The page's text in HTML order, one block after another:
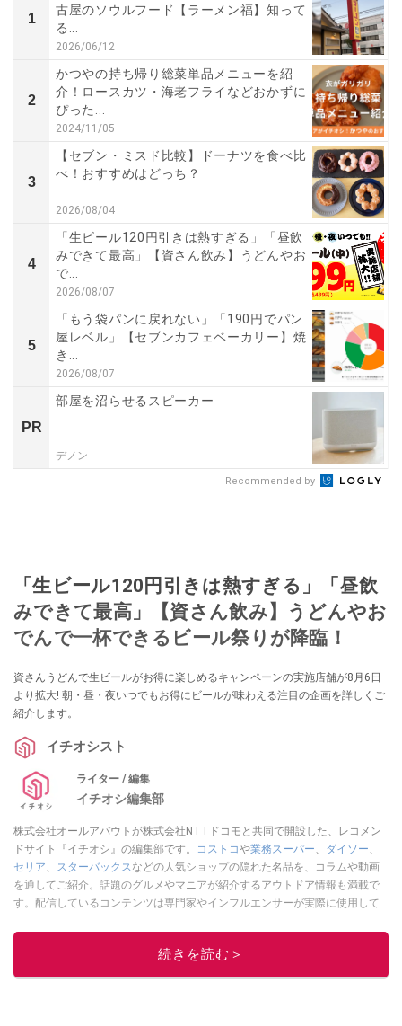
1
古屋のソウルフード【ラーメン福】知って
る...
2026/06/12
2
かつやの持ち帰り総菜単品メニューを紹
介！ロースカツ・海老フライなどおかずに
ぴった...
2024/11/05
3
【セブン・ミスド比較】ドーナツを食べ比
べ！おすすめはどっち？
2026/08/04
4
「生ビール120円引きは熱すぎる」「昼飲
みできて最高」【資さん飲み】うどんやお
で...
2026/08/07
5
「もう袋パンに戻れない」「190円でパン
屋レベル」【セブンカフェベーカリー】焼
き...
2026/08/07
PR
部屋を沼らせるスピーカー
デノン
Recommended by
「生ビール120円引きは熱すぎる」「昼飲
みできて最高」【資さん飲み】うどんやお
でんで一杯できるビール祭りが降臨！
資さんうどんで生ビールがお得に楽しめるキャンペーンの実施店舗が8月6日
より拡大! 朝・昼・夜いつでもお得にビールが味わえる注目の企画を詳しくご
紹介します。
イチオシスト
ライター / 編集
イチオシ編集部
株式会社オールアバウトが株式会社NTTドコモと共同で開設した、レコメン
ドサイト『イチオシ』の編集部です。
コストコや業務スーパー ダイソー
セリア
スターバックス などの人気ショップの隠れた名品を、コラムや動画
を通してご紹介。話題のグルメやマニアが紹介するアウトドア情報も満載で
す。配信しているコンテンツは専門家やインフルエンサーが実際に使用して
ニュースでフォロー
続きを読む＞